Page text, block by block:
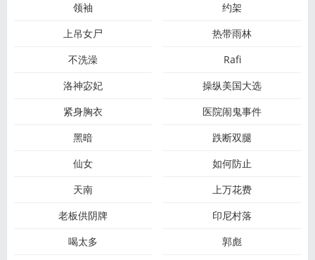
领袖
约架
上吊女尸
热带雨林
不洗澡
Rafi
洛神宓妃
操纵美国大选
紧身胸衣
医院闹鬼事件
黑暗
跌断双腿
仙女
如何防止
天南
上万花费
老板供阴牌
印尼村落
喝太多
郭彪